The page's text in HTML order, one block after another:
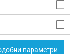
параметри